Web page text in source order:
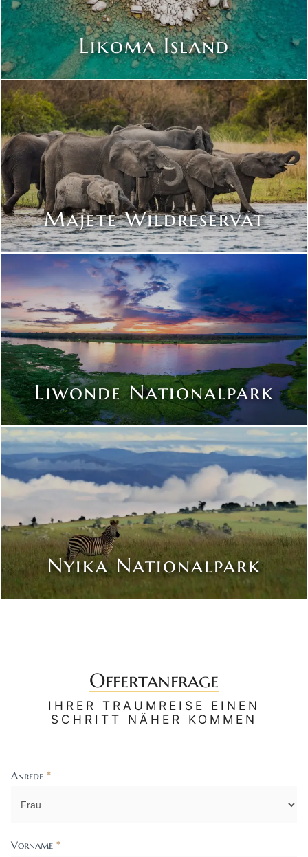
Likoma Island
Majete Wildreservat
Liwonde Nationalpark
Nyika Nationalpark
Offertanfrage
IHRER TRAUMREISE EINEN
SCHRITT NÄHER KOMMEN
Contact
Anrede *
Vorname *